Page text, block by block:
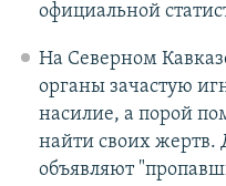
официальной
На Северном
органы зачастую
насилие, а порой
найти своих жертв.
объявляют